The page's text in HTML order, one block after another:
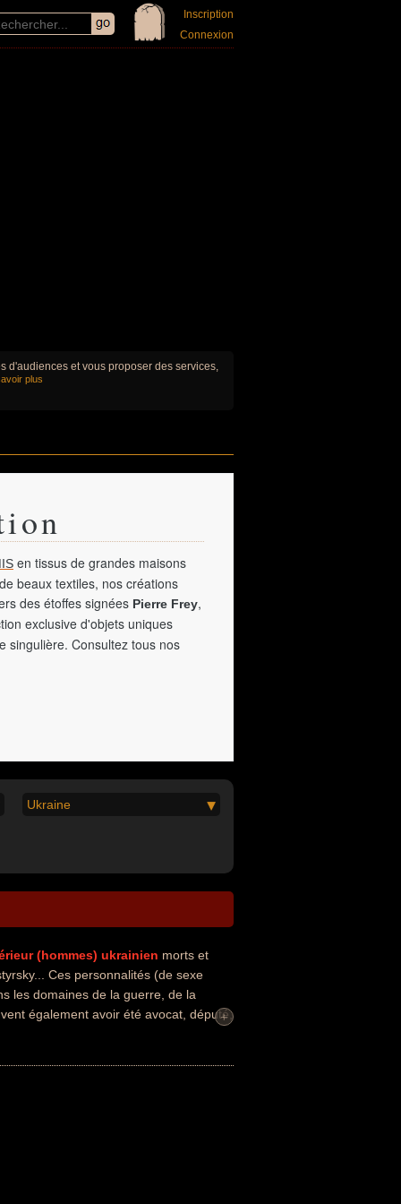
Inscription
Connexion
d'audiences et vous proposer des services,
plus
en tissus de grandes maisons
beaux textiles, nos créations
des étoffes signées Pierre Frey,
exclusive d'objets uniques
singulière. Consultez tous nos
Ukraine
(hommes) ukrainien morts et
Ces personnalités (de sexe
les domaines de la guerre, de la
également avoir été avocat, député,
+